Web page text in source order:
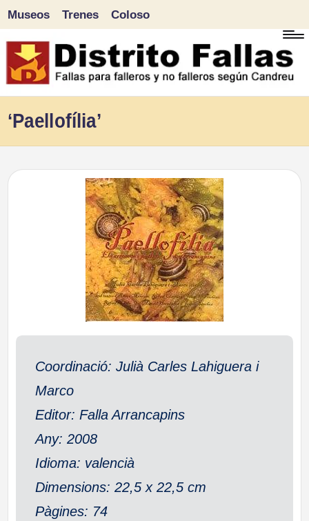
Saltar
al
Museos Trenes Coloso
‘Paellofília’
Coordinació: Julià Carles Lahiguera i
Marco
Editor: Falla Arrancapins
Any: 2008
Idioma: valencià
Dimensions: 22,5 x 22,5 cm
Pàgines: 74